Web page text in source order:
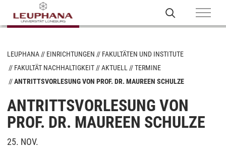
LEUPHANA EINRICHTUNGEN
FAKULTÄTEN UND INSTITUTE
FAKULTÄT NACHHALTIGKEIT
AKTUELL
TERMINE
ANTRITTSVORLESUNG VON PROF. DR. MAUREEN SCHULZE
ANTRITTSVORLESUNG VON
PROF. DR. MAUREEN SCHULZE
25. NOV.